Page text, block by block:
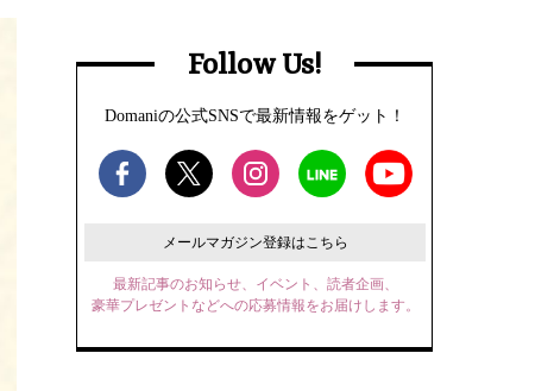
Follow Us!
Domaniの公式SNSで最新情報をゲット！
メールマガジン登録はこちら
最新記事のお知らせ、イベント、読者企画、
豪華プレゼントなどへの応募情報をお届けします。